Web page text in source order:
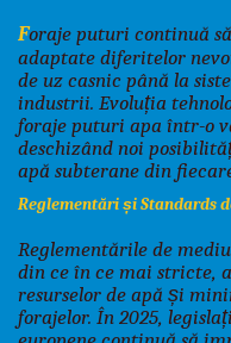
Foraje puturi continuă
adaptate diferitelor
de uz casnic până la
industrii. Evoluția
foraje puturi apa într-o
deschizând noi
apă subterane din
Reglementări și Standards
Reglementările de
din ce în ce mai stricte,
resurselor de apă și
forajelor. În 2025,